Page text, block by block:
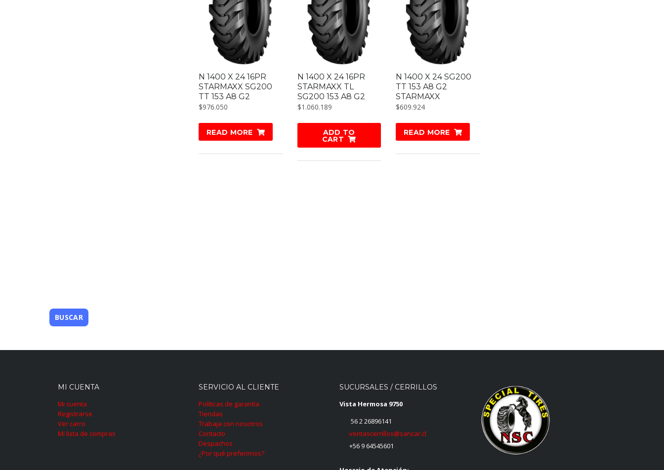
N 1400 X 24 16PR
STARMAXX SG200
TT 153 A8 G2
$976.050
READ MORE
N 1400 X 24 16PR
STARMAXX TL
SG200 153 A8 G2
$1.060.189
ADD TO
CART
N 1400 X 24 SG200
TT 153 A8 G2
STARMAXX
$609.924
READ MORE
MI CUENTA
Mi cuenta
Registrarse
Ver carro
Mi lista de compras
SERVICIO AL CLIENTE
Políticas de garantía
Tiendas
Trabaja con nosotros
Contacto
Despachos
¿Por qué preferirnos?
SUCURSALES / CERRILLOS
Vista Hermosa 9750
56 2 26896141
ventascerrillos@sancar.cl
+56 9 64545601